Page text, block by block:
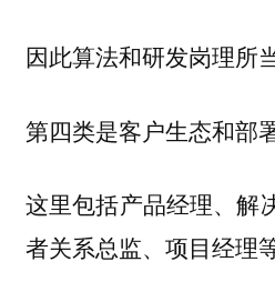
因此算法和研发岗理所
第四类是客户生态和部
这里包括产品经理、解
者关系总监、项目经理